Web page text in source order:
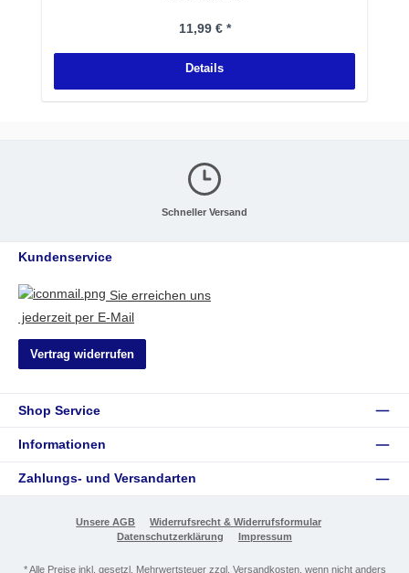
Regulärer Preis:
11,99 € *
Details
Schneller Versand
Kundenservice
Sie erreichen uns
jederzeit per E-Mail
Vertrag widerrufen
Shop Service
Informationen
Zahlungs- und Versandarten
Unsere AGB
Widerrufsrecht & Widerrufsformular
Datenschutzerklärung
Impressum
* Alle Preise inkl. gesetzl. Mehrwertsteuer zzgl. Versandkosten, wenn nicht anders